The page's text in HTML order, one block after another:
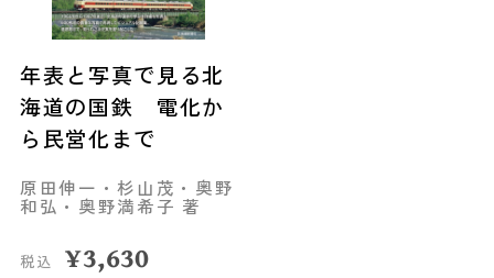
年表と写真で見る北
海道の国鉄 電化か
ら民営化まで
原田伸一・杉山茂・奥野
和弘・奥野満希子 著
税込 ¥3,630